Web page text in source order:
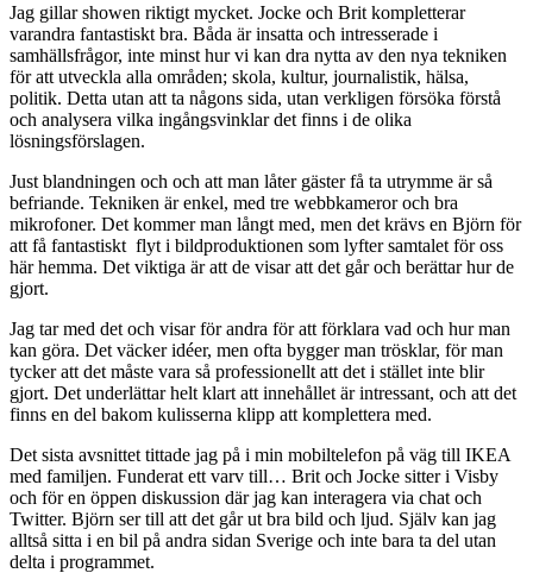
Jag gillar showen riktigt mycket. Jocke och Brit kompletterar
varandra fantastiskt bra. Båda är insatta och intresserade i
samhällsfrågor, inte minst hur vi kan dra nytta av den nya tekniken
för att utveckla alla områden; skola, kultur, journalistik, hälsa,
politik. Detta utan att ta någons sida, utan verkligen försöka förstå
och analysera vilka ingångsvinklar det finns i de olika
lösningsförslagen.
Just blandningen och och att man låter gäster få ta utrymme är så
befriande. Tekniken är enkel, med tre webbkameror och bra
mikrofoner. Det kommer man långt med, men det krävs en Björn för
att få fantastiskt flyt i bildproduktionen som lyfter samtalet för oss
här hemma. Det viktiga är att de visar att det går och berättar hur de
gjort.
Jag tar med det och visar för andra för att förklara vad och hur man
kan göra. Det väcker idéer, men ofta bygger man trösklar, för man
tycker att det måste vara så professionellt att det i stället inte blir
gjort. Det underlättar helt klart att innehållet är intressant, och att det
finns en del bakom kulisserna klipp att komplettera med.
Det sista avsnittet tittade jag på i min mobiltelefon på väg till IKEA
med familjen. Funderat ett varv till… Brit och Jocke sitter i Visby
och för en öppen diskussion där jag kan interagera via chat och
Twitter. Björn ser till att det går ut bra bild och ljud. Själv kan jag
alltså sitta i en bil på andra sidan Sverige och inte bara ta del utan
delta i programmet.